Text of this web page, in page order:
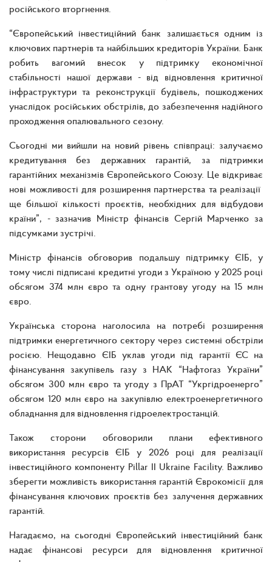
російського вторгнення.
“Європейський інвестиційний банк залишається одним із
ключових партнерів та найбільших кредиторів України. Банк
робить вагомий внесок у підтримку економічної
стабільності нашої держави - від відновлення критичної
інфраструктури та реконструкції будівель, пошкоджених
унаслідок російських обстрілів, до забезпечення надійного
проходження опалювального сезону.
Сьогодні ми вийшли на новий рівень співпраці: залучаємо
кредитування без державних гарантій, за підтримки
гарантійних механізмів Європейського Союзу. Це відкриває
нові можливості для розширення партнерства та реалізації
ще більшої кількості проєктів, необхідних для відбудови
країни”, - зазначив Міністр фінансів Сергій Марченко за
підсумками зустрічі.
Міністр фінансів обговорив подальшу підтримку ЄІБ, у
тому числі підписані кредитні угоди з Україною у 2025 році
обсягом 374 млн євро та одну грантову угоду на 15 млн
євро.
Українська сторона наголосила на потребі розширення
підтримки енергетичного сектору через системні обстріли
росією. Нещодавно ЄІБ уклав угоди під гарантії ЄС на
фінансування закупівель газу з НАК “Нафтогаз України”
обсягом 300 млн євро та угоду з ПрАТ “Укргідроенерго”
обсягом 120 млн євро на закупівлю електроенергетичного
обладнання для відновлення гідроелектростанцій.
Також сторони обговорили плани ефективного
використання ресурсів ЄІБ у 2026 році для реалізації
інвестиційного компоненту Pillar II Ukraine Facility. Важливо
зберегти можливість використання гарантій Єврокомісії для
фінансування ключових проєктів без залучення державних
гарантій.
Нагадаємо, на сьогодні Європейський інвестиційний банк
надає фінансові ресурси для відновлення критичної